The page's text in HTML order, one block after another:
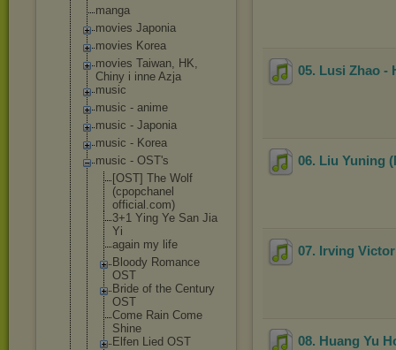
manga
movies Japonia
movies Korea
movies Taiwan, HK,
Chiny i inne Azja
music
music - anime
music - Japonia
music - Korea
music - OST's
[OST] The Wolf
(cpopchanel
official.com)
3+1 Ying Ye San Jia
Yi
again my life
Bloody Romance
OST
Bride of the Century
OST
Come Rain Come
Shine
Elfen Lied OST
05. Lusi Zhao -
06. Liu Yuning
07. Irving
08. Huang Yu